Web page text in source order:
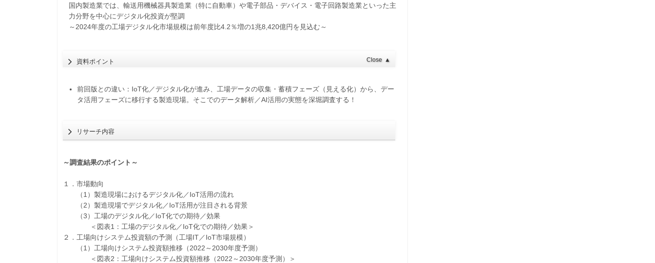
国内製造業では、輸送用機械器具製造業（特に自動車）や電子部品・デバイス・電子回路製造業といった主
力分野を中心にデジタル化投資が堅調 ​
​～2024年度の工場デジタル化市場規模は前年度比4.2％増の1兆8,420億円を見込む～
資料ポイント Close ▲
前回版との違い：IoT化／デジタル化が進み、工場データの収集・蓄積フェーズ（見える化）から、デー
タ活用フェーズに移行する製造現場。そこでのデータ解析／AI活用の実態を深堀調査する！
リサーチ内容
～調査結果のポイント～
１．市場動向
（1）製造現場におけるデジタル化／IoT活用の流れ
（2）製造現場でデジタル化／IoT活用が注目される背景
（3）工場のデジタル化／IoT化での期待／効果
＜図表1：工場のデジタル化／IoT化での期待／効果＞
２．工場向けシステム投資額の予測（工場IT／IoT市場規模）
（1）工場向けシステム投資額推移（2022～2030年度予測）
＜図表2：工場向けシステム投資額推移（2022～2030年度予測）＞